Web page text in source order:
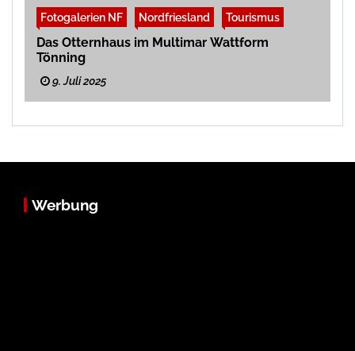
Fotogalerien NF Nordfriesland Tourismus
Das Otternhaus im Multimar Wattform
Tönning
9. Juli 2025
Werbung